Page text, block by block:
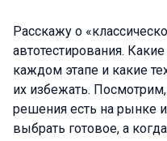
Расскажу о
автотестирования.
каждом этапе и какие
их избежать.
решения есть на рынке
выбрать готовое, а